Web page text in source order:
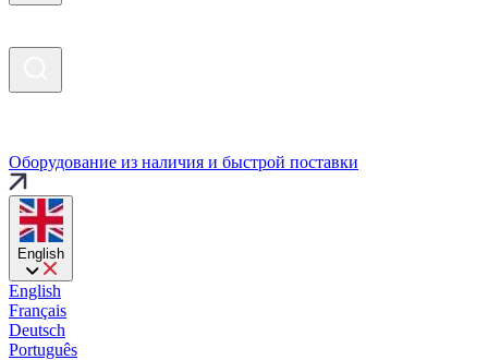
Оборудование из наличия и быстрой поставки
English
English
Français
Deutsch
Português